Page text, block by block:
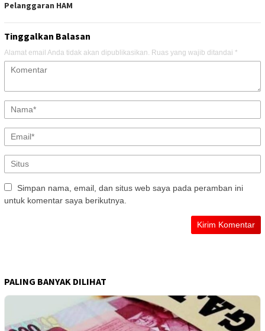
Pelanggaran HAM
Tinggalkan Balasan
Alamat email Anda tidak akan dipublikasikan. Ruas yang wajib ditandai *
Simpan nama, email, dan situs web saya pada peramban ini
untuk komentar saya berikutnya.
PALING BANYAK DILIHAT